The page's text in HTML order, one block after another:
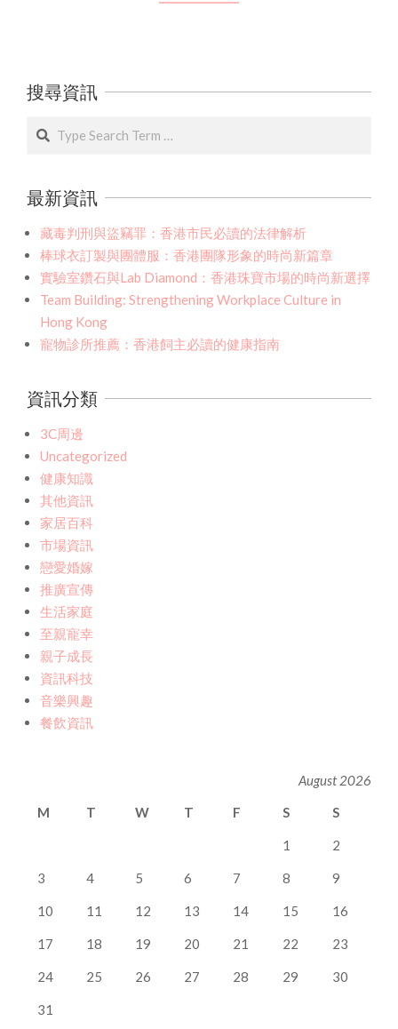
搜尋資訊
Search
最新資訊
藏毒判刑與盜竊罪：香港市民必讀的法律解析
棒球衣訂製與團體服：香港團隊形象的時尚新篇章
實驗室鑽石與Lab Diamond：香港珠寶市場的時尚新選擇
Team Building: Strengthening Workplace Culture in
Hong Kong
寵物診所推薦：香港飼主必讀的健康指南
資訊分類
3C周邊
Uncategorized
健康知識
其他資訊
家居百科
市場資訊
戀愛婚嫁
推廣宣傳
生活家庭
至親寵幸
親子成長
資訊科技
音樂興趣
餐飲資訊
August 2026
M
T W T F S S
1 2
3 4 5 6 7 8 9
10 11 12 13 14 15 16
17 18 19 20 21 22 23
24 25 26 27 28 29 30
31